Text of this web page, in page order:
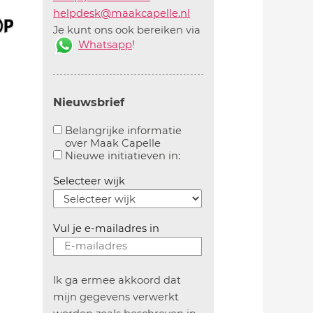
helpdesk@maakcapelle.nl
Je kunt ons ook bereiken via
Whatsapp!
Nieuwsbrief
Belangrijke informatie
over Maak Capelle
Aanvinken om belangrijke informatie over
Nieuwe initiatieven in:Aanvinken om
Selecteer wijk
Vul je e-mailadres in
Ik ga ermee akkoord dat
mijn gegevens verwerkt